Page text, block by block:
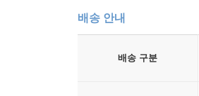
배송 안내
배송 구분